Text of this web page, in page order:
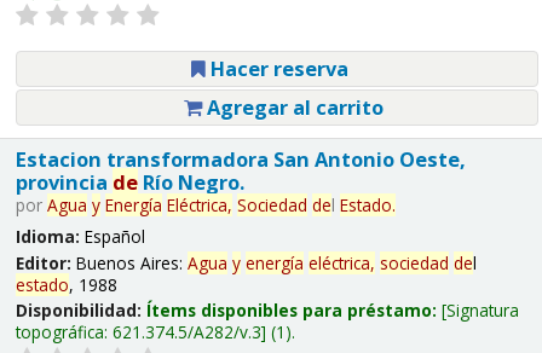
Hacer reserva
Agregar al carrito
Estacion transformadora San Antonio Oeste,
provincia deRío Negro.
por Agua y Energía Eléctrica, Sociedad del Estado.
Idioma: Español
Editor: Buenos Aires: Agua y energía eléctrica, sociedad del
estado, 1988
Disponibilidad: Ítems disponibles para préstamo: Signatura
topográfica: 621.374.5/A282/v.3 (1).